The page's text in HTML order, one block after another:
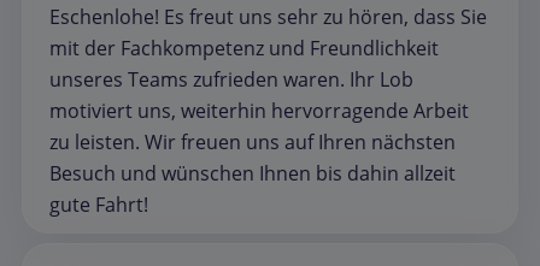
Eschenlohe! Es freut uns sehr zu hören, dass Sie
mit der Fachkompetenz und Freundlichkeit
unseres Teams zufrieden waren. Ihr Lob
motiviert uns, weiterhin hervorragende Arbeit
zu leisten. Wir freuen uns auf Ihren nächsten
Besuch und wünschen Ihnen bis dahin allzeit
gute Fahrt!